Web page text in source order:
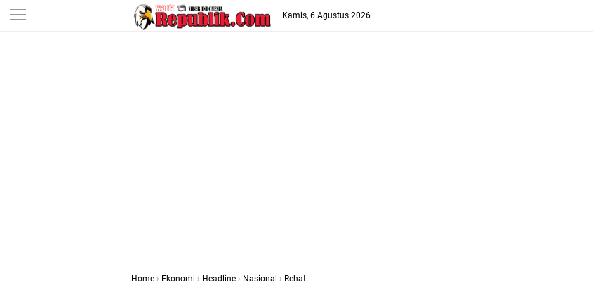
-->
Kamis, 6 Agustus 2026
Home › Ekonomi › Headline › Nasional › Rehat